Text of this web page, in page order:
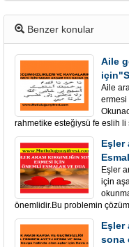
Benzer konular
Aile
Aile
ermesi
rahmetike esteğiysü fe eslih li
Eşler
Eşler
için
önemlidir.Bu problemin
Eşler
sona